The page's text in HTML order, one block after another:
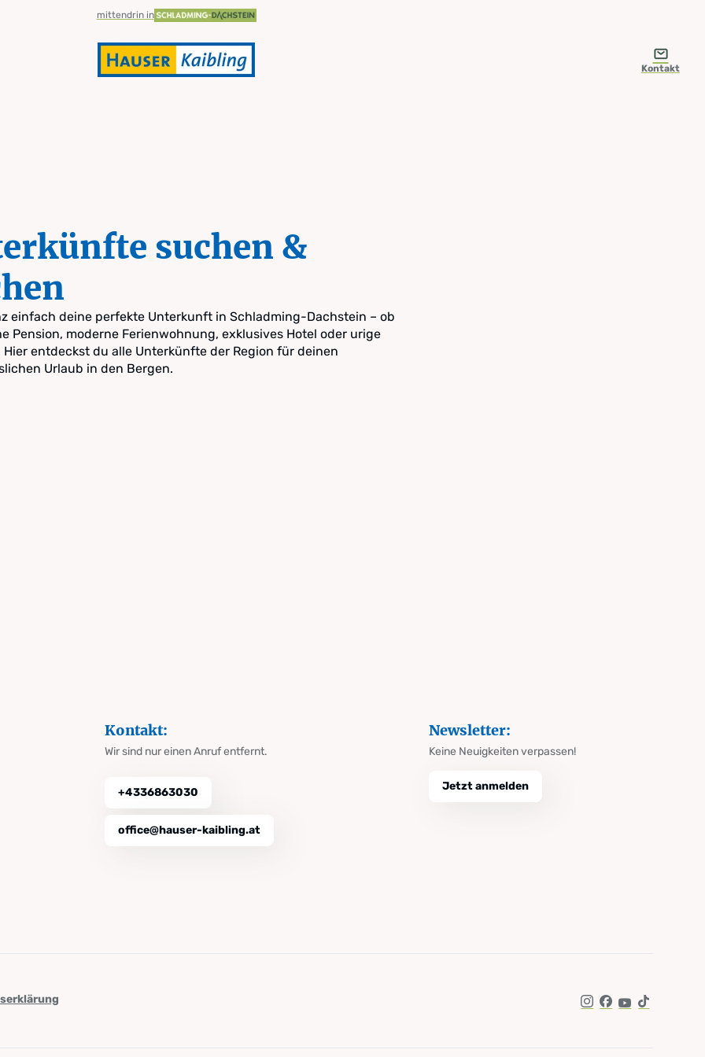
mittendrin in
Kontakt
suchen &
einfach deine perfekte Unterkunft in Schladming-Dachstein – ob
Pension, moderne Ferienwohnung, exklusives Hotel oder urige
entdeckst du alle Unterkünfte der Region für deinen
Urlaub in den Bergen.
Kontakt:
Wir sind nur einen Anruf entfernt.
+4336863030
office@hauser-kaibling.at
Newsletter:
Keine Neuigkeiten verpassen!
Jetzt anmelden
Instagram
Facebook
YouTube
TikTok